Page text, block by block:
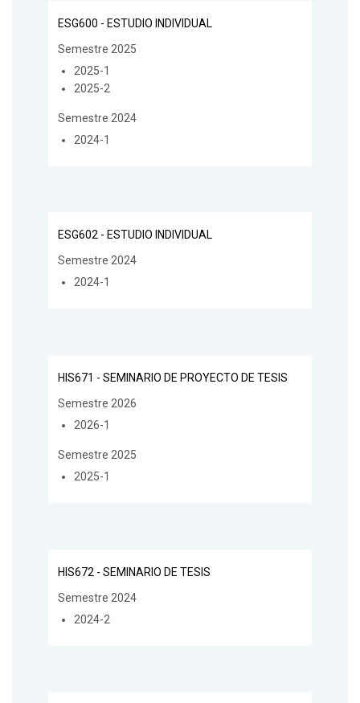
ESG600 - ESTUDIO INDIVIDUAL
Semestre 2025
2025-1
2025-2
Semestre 2024
2024-1
ESG602 - ESTUDIO INDIVIDUAL
Semestre 2024
2024-1
HIS671 - SEMINARIO DE PROYECTO DE TESIS
Semestre 2026
2026-1
Semestre 2025
2025-1
HIS672 - SEMINARIO DE TESIS
Semestre 2024
2024-2